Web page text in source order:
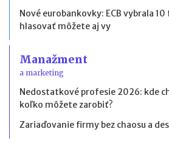
Nové eurobankovky: ECB vybrala
hlasovať môžete aj vy
Manažment
a marketing
Nedostatkové profesie 2026: kde
koľko môžete zarobiť?
Zariaďovanie firmy bez chaosu a